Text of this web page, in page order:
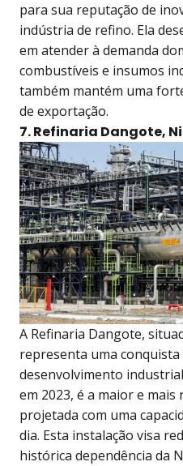
para sua reputação de
indústria de refino. Ela
em atender à demanda
combustíveis e insumos
também mantém uma
de exportação.
7. Refinaria Dangote,
A Refinaria Dangote,
representa uma
desenvolvimento
em 2023, é a maior e
projetada com uma
dia. Esta instalação visa
histórica dependência da